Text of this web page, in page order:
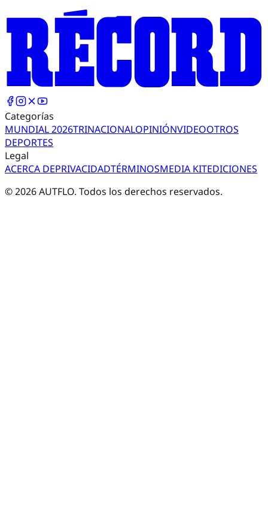
Categorías
MUNDIAL 2026TRINACIONALOPINIÓNVIDEOOTROS
DEPORTES
Legal
ACERCA DEPRIVACIDADTÉRMINOSMEDIA KITEDICIONES
©2026AUTFLO. Todos los derechos reservados.